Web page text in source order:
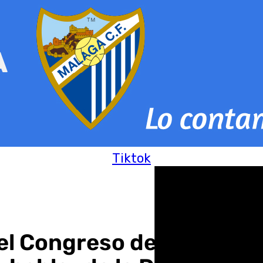
Tiktok
Congreso de mañana